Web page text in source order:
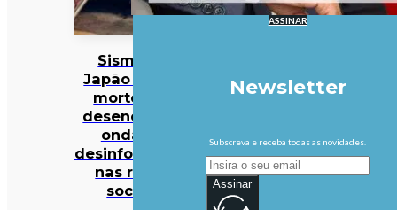
Sismo no
Japão faz 38
mortos… e
desencadeia
onda de
desinformação
nas redes
sociais
ASSINAR
Newsletter
Subscreva e receba todas as novidades.
Assinar